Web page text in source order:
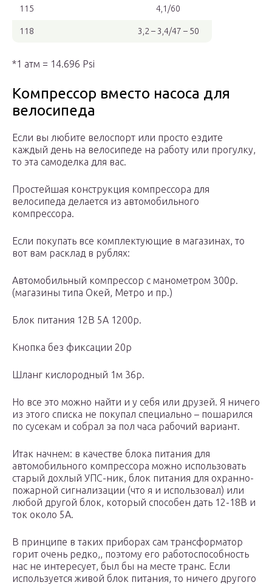
115 4,1/60
118 3,2 – 3,4/47 – 50
*1 атм = 14.696 Psi
Компрессор вместо насоса для
велосипеда
Если вы любите велоспорт или просто ездите
каждый день на велосипеде на работу или прогулку,
то эта самоделка для вас.
Простейшая конструкция компрессора для
велосипеда делается из автомобильного
компрессора.
Если покупать все комплектующие в магазинах, то
вот вам расклад в рублях:
Автомобильный компрессор с манометром 300р.
(магазины типа Окей, Метро и пр.)
Блок питания 12В 5А 1200р.
Кнопка без фиксации 20р
Шланг кислородный 1м 36р.
Но все это можно найти и у себя или друзей. Я ничего
из этого списка не покупал специально – пошарился
по сусекам и собрал за пол часа рабочий вариант.
Итак начнем: в качестве блока питания для
автомобильного компрессора можно использовать
старый дохлый УПС-ник, блок питания для охранно-
пожарной сигнализации (что я и использовал) или
любой другой блок, который способен дать 12-18В и
ток около 5А.
В принципе в таких приборах сам трансформатор
горит очень редко,, поэтому его работоспособность
нас не интересует, был бы на месте транс. Если
используется живой блок питания, то ничего другого